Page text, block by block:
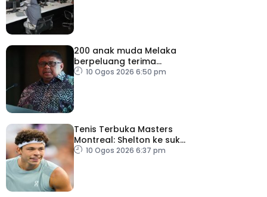
200 anak muda Melaka
berpeluang terima
manfaat Dana
10 Ogos 2026 6:50 pm
Tenis Terbuka Masters
Montreal: Shelton ke suku
akhir10 Ogos 2026 6:37 pm